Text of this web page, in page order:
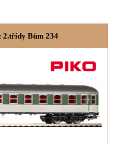
2.třídy Büm 234